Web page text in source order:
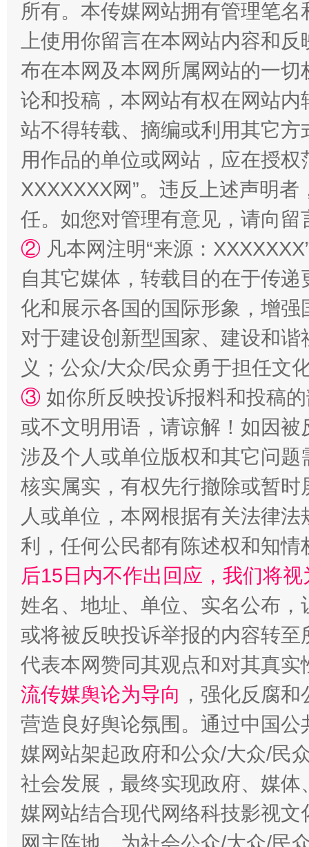
漫山遍野的桃花与雪山、麦地、白藏房 除
网上购药对药下症？
这是一记警钟！ 谢
今
所有。本传媒网站拥有管理笔
上使用你留言在本网站内容和
布在本网及本网所属网站的一
论和投稿，本网站有权在网站
站不得转载、摘编或利用其它
用作品的单位或网站，应在授
XXXXXXX网”。违反上述声明
任。如您对管理有意见，请向
② 凡本网注明“来源：
自其它媒体，转载目的在于传
化和展示各国的国际形象，增
对于建设创新型国家、建设和
义；公众/大众/民众勇于担任文
③ 如你所反映投诉报料和投稿
或不文明用语，请谅解！如因
涉及个人或单位版权和其它问题
核实属实，有权先行撤除或暂
人或单位，本网根据有关法律
利，任何公民都有陈述权和知情
后15日内不作出回应，我们将
姓名、地址、单位、实名公布
或将被反映投诉举报的内容转
代表本网赞同其观点和对其真实
流传媒舆论为导向 ，强化反腐
营造良好舆论氛围。通过中国
媒网站架起政府和公众/大众/民
社会发展，最终实现政府、媒
媒网站结合现代网络科技影视